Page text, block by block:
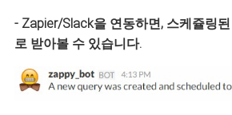
- Zapier/Slack을 연동하면, 스케쥴링
로 받아볼 수 있습니다.